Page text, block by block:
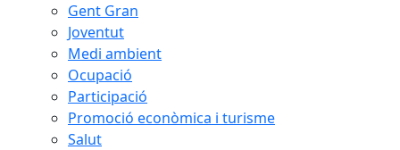
Gent Gran
Joventut
Medi ambient
Ocupació
Participació
Promoció econòmica i turisme
Salut